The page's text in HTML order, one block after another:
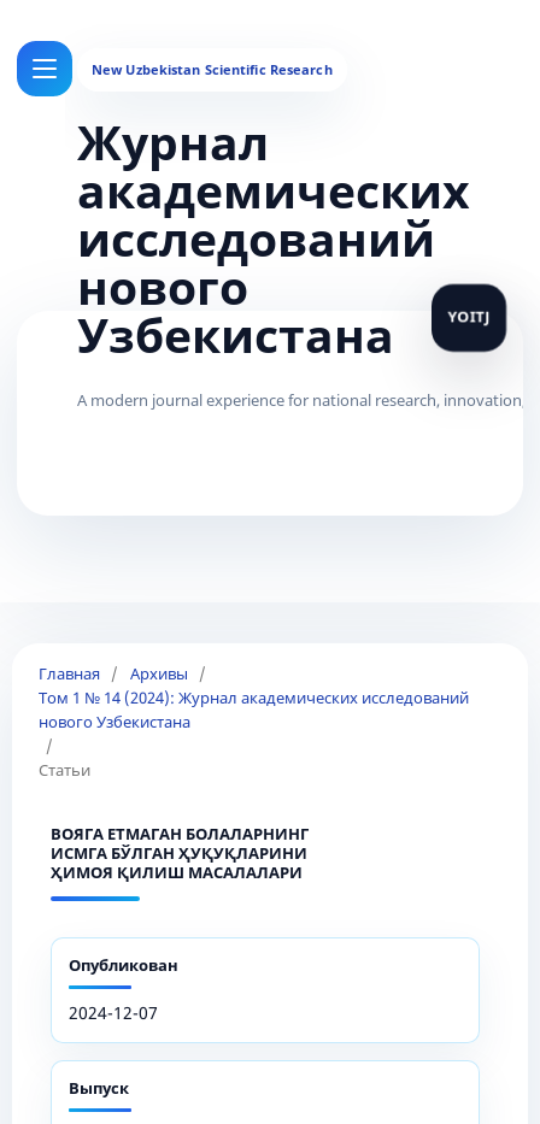
Журнал
академических
исследований
нового
Узбекистана
Главная / Архивы
/
Том 1 № 14 (2024): Журнал академических исследований
нового Узбекистана
/
Статьи
ВОЯГА ЕТМАГАН БОЛАЛАРНИНГ
ИСМГА БЎЛГАН ҲУҚУҚЛАРИНИ
ҲИМОЯ ҚИЛИШ МАСАЛАЛАРИ
Опубликован
2024-12-07
Выпуск